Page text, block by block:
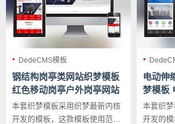
DedeCMS模板
钢结构岗亭类网站织梦模板
红色移动岗亭户外岗亭网站
模板下载
本套织梦模板采用织梦最新内核
开发的模板，这款模板使用范围
电动伸
梦模板
载
本套织
开发的模